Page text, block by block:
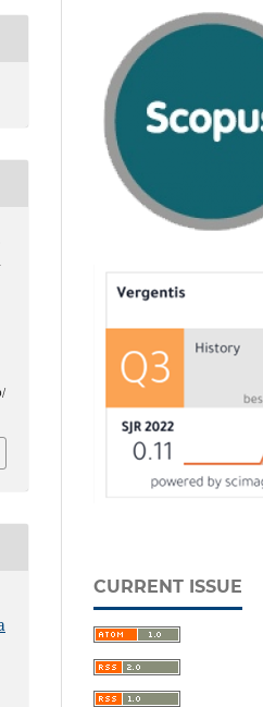
CURRENT ISSUE